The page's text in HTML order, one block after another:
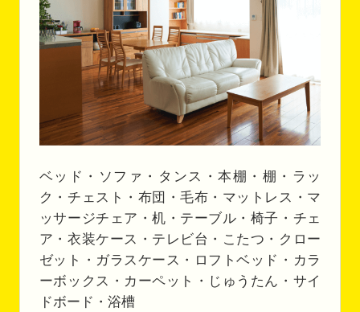
ベッド・ソファ・タンス・本棚・棚・ラッ
ク・チェスト・布団・毛布・マットレス・マ
ッサージチェア・机・テーブル・椅子・チェ
ア・衣装ケース・テレビ台・こたつ・クロー
ゼット・ガラスケース・ロフトベッド・カラ
ーボックス・カーペット・じゅうたん・サイ
ドボード・浴槽